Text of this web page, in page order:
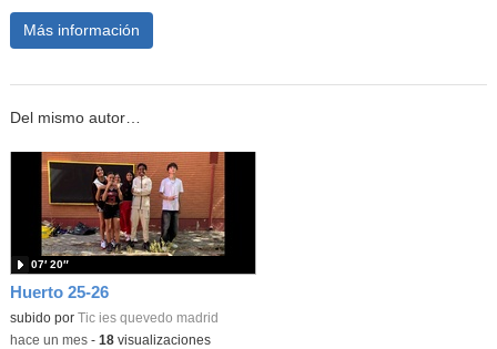
Más información
Del mismo autor…
Huerto 25-26
subido por Tic ies quevedo madrid
07′ 20″
-hace un mes- 18visualizaciones